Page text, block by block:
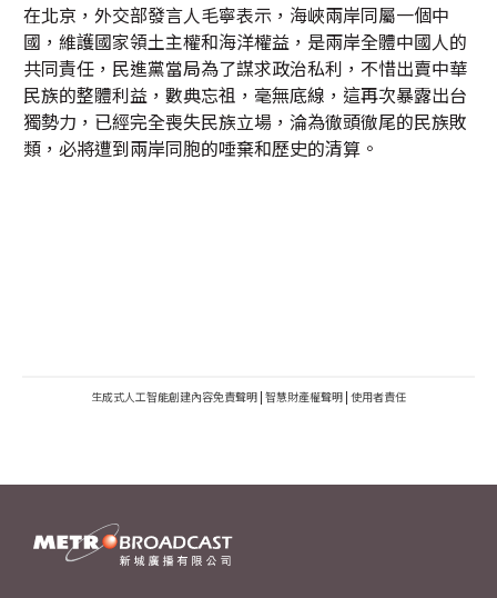
在北京，外交部發言人毛寧表示，海峽兩岸同屬一個中
國，維護國家領土主權和海洋權益，是兩岸全體中國人的
共同責任，民進黨當局為了謀求政治私利，不惜出賣中華
民族的整體利益，數典忘祖，毫無底線，這再次暴露出台
獨勢力，已經完全喪失民族立場，淪為徹頭徹尾的民族敗
類，必將遭到兩岸同胞的唾棄和歷史的清算。
生成式人工智能創建內容免責聲明 | 智慧財產權聲明 | 使用者責任